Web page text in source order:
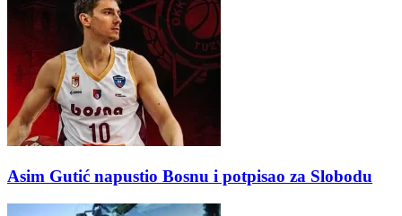
Asim Gutić napustio Bosnu i potpisao za Slobodu